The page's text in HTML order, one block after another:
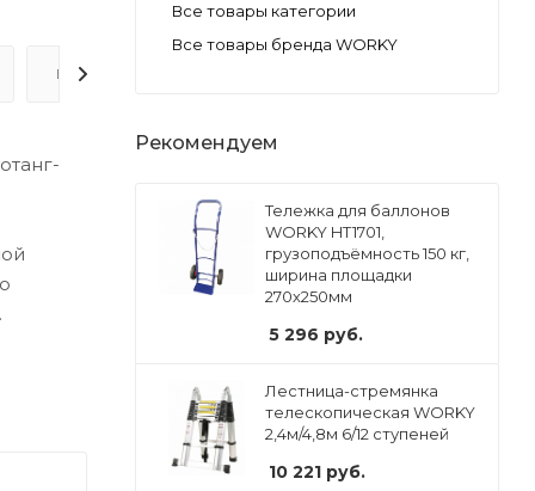
ВОПРОС-ОТВЕТ
Все товары категории
Все товары бренда WORKY
Рекомендуем
Тележка для баллонов
WORKY HT1701,
грузоподъёмность 150 кг,
ширина площадки
270х250мм
5 296 руб.
Лестница-стремянка
телескопическая WORKY
2,4м/4,8м 6/12 ступеней
10 221 руб.